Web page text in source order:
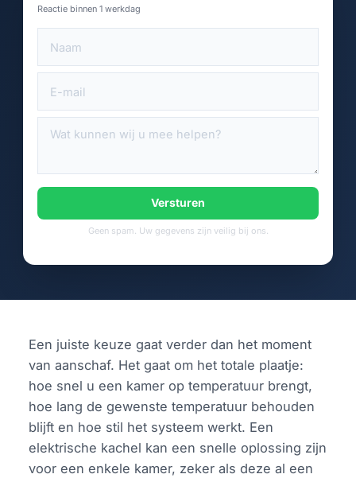
Reactie binnen 1 werkdag
Versturen
Geen spam. Uw gegevens zijn veilig bij ons.
Een juiste keuze gaat verder dan het moment
van aanschaf. Het gaat om het totale plaatje:
hoe snel u een kamer op temperatuur brengt,
hoe lang de gewenste temperatuur behouden
blijft en hoe stil het systeem werkt. Een
elektrische kachel kan een snelle oplossing zijn
voor een enkele kamer, zeker als deze al een